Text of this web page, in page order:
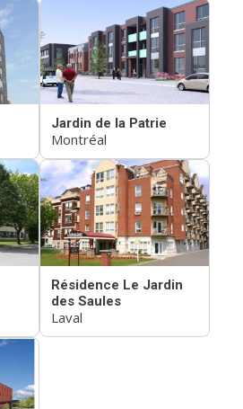
Jardin de la Patrie
Montréal
Résidence Le Jardin
des Saules
Laval